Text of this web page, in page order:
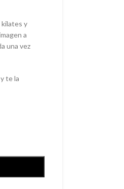
kilates y
a
una vez
te la